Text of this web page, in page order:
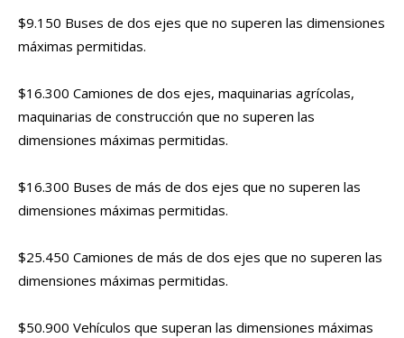
$9.150 Buses de dos ejes que no superen las dimensiones
máximas permitidas.
$16.300 Camiones de dos ejes, maquinarias agrícolas,
maquinarias de construcción que no superen las
dimensiones máximas permitidas.
$16.300 Buses de más de dos ejes que no superen las
dimensiones máximas permitidas.
$25.450 Camiones de más de dos ejes que no superen las
dimensiones máximas permitidas.
$50.900 Vehículos que superan las dimensiones máximas